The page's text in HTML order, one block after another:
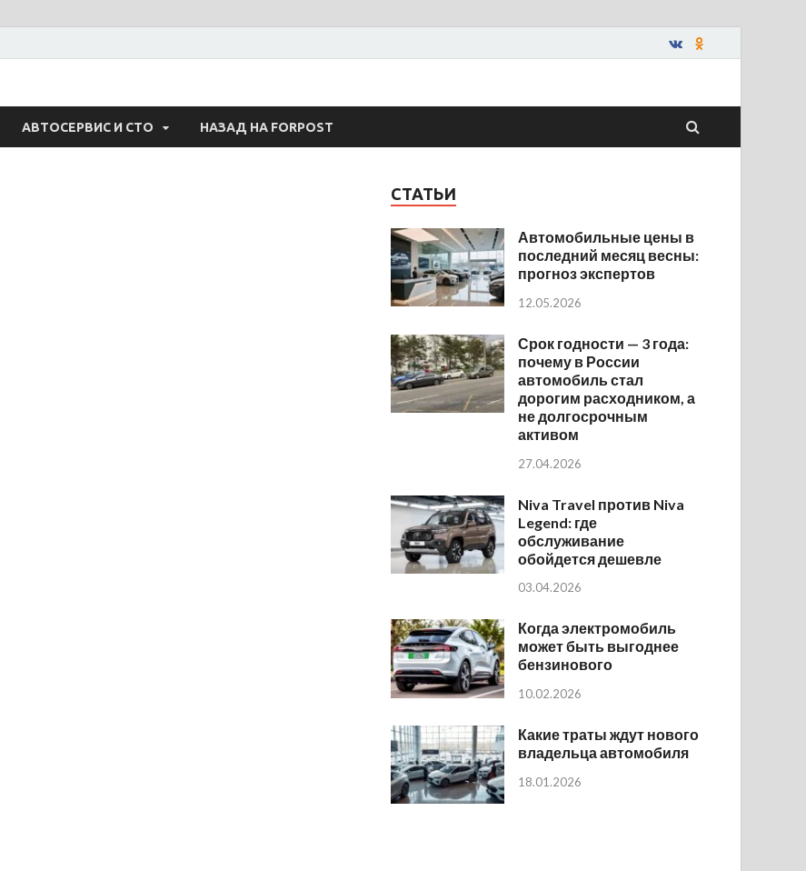
АВТОСЕРВИС И СТО НАЗАД НА FORPOST
СТАТЬИ
Автомобильные цены в
последний месяц весны:
прогноз экспертов
12.05.2026
Срок годности — 3 года:
почему в России
автомобиль стал
дорогим расходником, а
не долгосрочным
активом
27.04.2026
Niva Travel против Niva
Legend: где
обслуживание
обойдется дешевле
03.04.2026
Когда электромобиль
может быть выгоднее
бензинового
10.02.2026
Какие траты ждут нового
владельца автомобиля
18.01.2026